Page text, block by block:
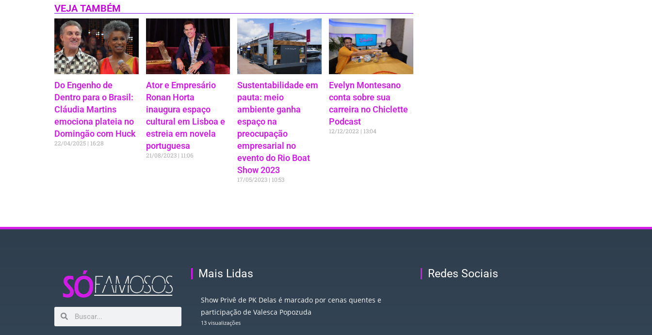
VEJA TAMBÉM
Do Engenho de
Dentro para o Brasil:
Cláudia Martins
emociona plateia no
Domingão com Huck
22/04/2025 16:28
Ator e Empresário
Ronan Horta
inaugura espaço
cultural em Lisboa e
estreia em novela
portuguesa
21/08/2023 11:06
Sustentabilidade em
pauta: meio
ambiente ganha
espaço na
preocupação
empresarial no
evento do Rio Boat
Show 2023
17/05/2023 10:53
Evelyn Montesano
conta sobre sua
carreira no Chiclette
Podcast
12/12/2022 13:04
Mais Lidas
Show Privê de PK Delas é marcado por cenas quentes e
participação de Valesca Popozuda
13 visualizações
Redes Sociais